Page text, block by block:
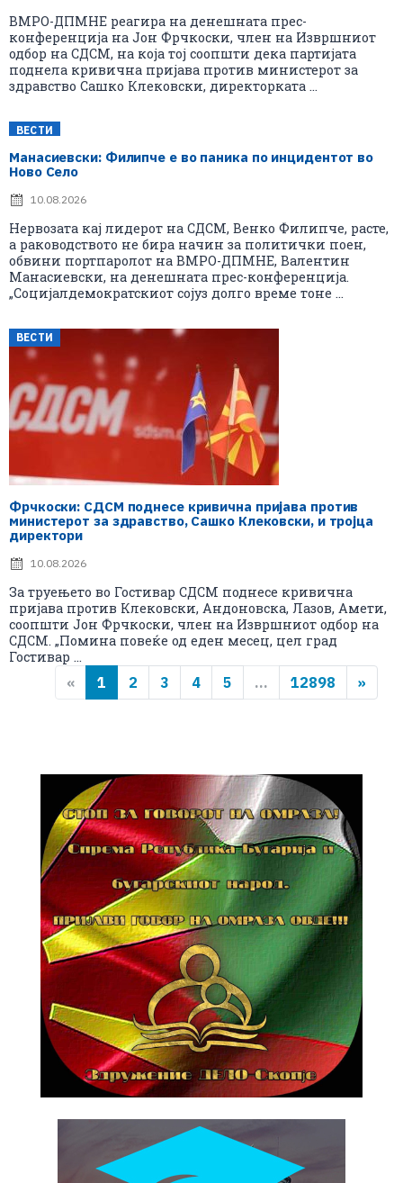
ВМРО-ДПМНЕ реагира на денешната прес-
конференција на Јон Фрчкоски, член на Извршниот
одбор на СДСМ, на која тој соопшти дека партијата
поднела кривична пријава против министерот за
здравство Сашко Клековски, директорката ...
ВЕСТИ
Манасиевски: Филипче е во паника по инцидентот во
Ново Село
10.08.2026
Нервозата кај лидерот на СДСМ, Венко Филипче, расте,
а раководството не бира начин за политички поен,
обвини портпаролот на ВМРО-ДПМНЕ, Валентин
Манасиевски, на денешната прес-конференција.
„Социјалдемократскиот сојуз долго време тоне ...
ВЕСТИ
Фрчкоски: СДСМ поднесе кривична пријава против
министерот за здравство, Сашко Клековски, и тројца
директори
10.08.2026
За труењето во Гостивар СДСМ поднесе кривична
пријава против Клековски, Андоновска, Лазов, Амети,
соопшти Јон Фрчкоски, член на Извршниот одбор на
СДСМ. „Помина повеќе од еден месец, цел град
Гостивар ...
« 1 2 3 4 5 ... 12898 »